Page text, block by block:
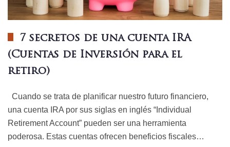
7 secretos de una cuenta IRA
(Cuentas de Inversión para el
retiro)
Cuando se trata de planificar nuestro futuro financiero,
una cuenta IRA por sus siglas en inglés “Individual
Retirement Account” pueden ser una herramienta
poderosa. Estas cuentas ofrecen beneficios fiscales…